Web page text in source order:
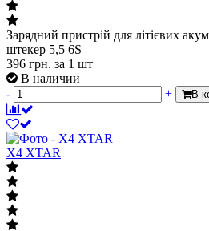
Зарядний пристрій для літієвих
штекер 5,5 6S
396 грн. за 1 шт
В наличии
-
+ В
X4 XTAR